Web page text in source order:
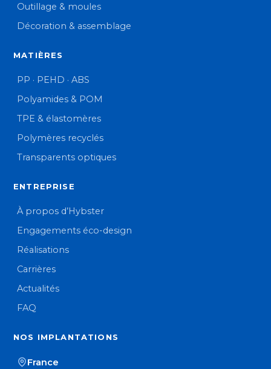
Outillage & moules
Décoration & assemblage
MATIÈRES
PP · PEHD · ABS
Polyamides & POM
TPE & élastomères
Polymères recyclés
Transparents optiques
ENTREPRISE
À propos d’Hybster
Engagements éco-design
Réalisations
Carrières
Actualités
FAQ
NOS IMPLANTATIONS
France